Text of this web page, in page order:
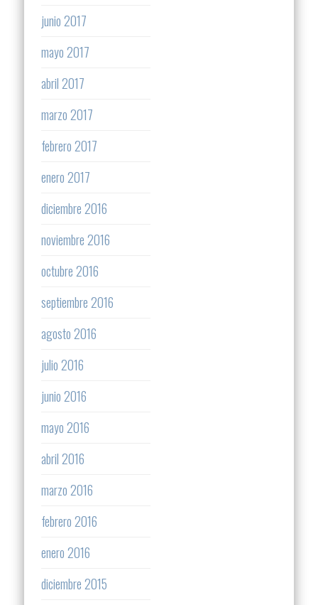
junio 2017
mayo 2017
abril 2017
marzo 2017
febrero 2017
enero 2017
diciembre 2016
noviembre 2016
octubre 2016
septiembre 2016
agosto 2016
julio 2016
junio 2016
mayo 2016
abril 2016
marzo 2016
febrero 2016
enero 2016
diciembre 2015